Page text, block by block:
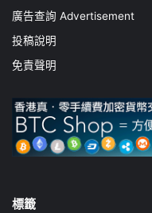
廣告查詢 Advertisement
投稿說明
免責聲明
標籤